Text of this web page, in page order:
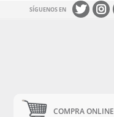
SÍGUENOS EN
COMPRA ONLINE